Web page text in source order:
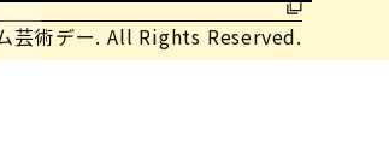
芸術デー. All Rights Reserved.